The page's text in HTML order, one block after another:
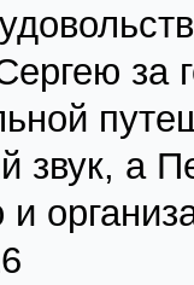
за
звук, а